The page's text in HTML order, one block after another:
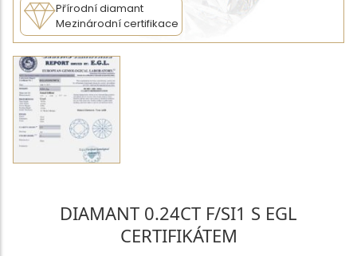
Přírodní diamant
Mezinárodní certifikace
DIAMANT 0.24CT F/SI1 S EGL
CERTIFIKÁTEM